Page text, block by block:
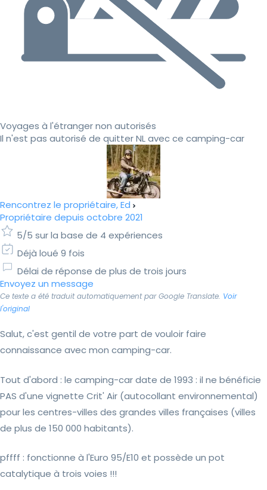
Voyages à l'étranger non autorisés
Il n'est pas autorisé de quitter NL avec ce camping-car
Rencontrez le propriétaire, Ed
Propriétaire depuis octobre 2021
5/5 sur la base de 4 expériences
Déjà loué 9 fois
Délai de réponse de plus de trois jours
Envoyez un message
Ce texte a été traduit automatiquement par Google Translate. Voir
l'original
Salut, c'est gentil de votre part de vouloir faire
connaissance avec mon camping-car.
Tout d'abord : le camping-car date de 1993 : il ne bénéficie
PAS d'une vignette Crit' Air (autocollant environnemental)
pour les centres-villes des grandes villes françaises (villes
de plus de 150 000 habitants).
pffff : fonctionne à l'Euro 95/E10 et possède un pot
catalytique à trois voies !!!